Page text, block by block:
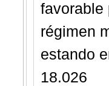
favorable
régimen
estando
18.026